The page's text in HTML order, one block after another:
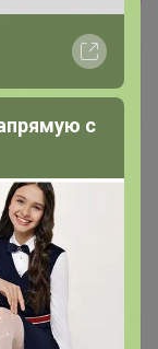
SLIM
с